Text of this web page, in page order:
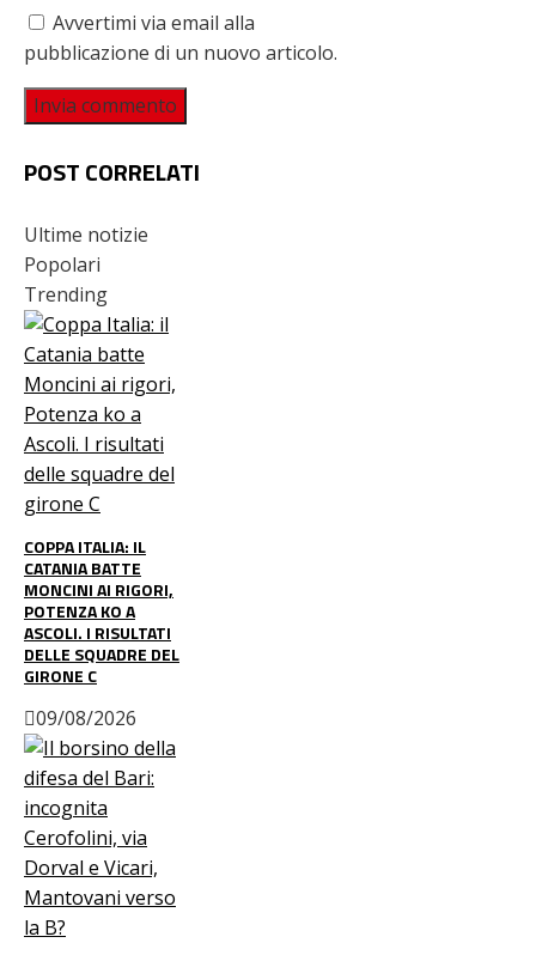
Avvertimi via email alla
pubblicazione di un nuovo articolo.
POST CORRELATI
Ultime notizie
Popolari
Trending
COPPA ITALIA: IL
CATANIA BATTE
MONCINI AI RIGORI,
POTENZA KO A
ASCOLI. I RISULTATI
DELLE SQUADRE DEL
GIRONE C
09/08/2026